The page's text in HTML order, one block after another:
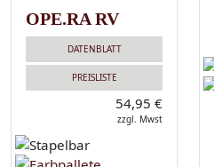
OPE.RA RV
DATENBLATT
PREISLISTE
54,95 €
zzgl. Mwst